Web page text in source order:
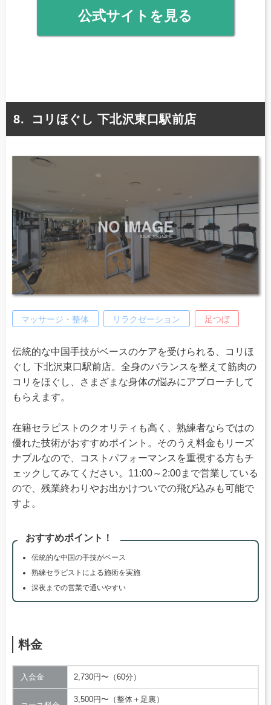
公式サイトを見る
コリほぐし 下北沢東口駅前店
マッサージ・整体 リラクゼーション 足つぼ
伝統的な中国手技がベースのケアを受けられる、コリほ
ぐし 下北沢東口駅前店。全身のバランスを整えて筋肉の
コリをほぐし、さまざまな身体の悩みにアプローチして
もらえます。
在籍セラピストのクオリティも高く、熟練者ならではの
優れた技術がおすすめポイント。そのうえ料金もリーズ
ナブルなので、コストパフォーマンスを重視する方もチ
ェックしてみてください。11:00～2:00まで営業している
ので、残業終わりやお出かけついでの飛び込みも可能で
すよ。
おすすめポイント！
伝統的な中国の手技がベース
熟練セラピストによる施術を実施
深夜までの営業で通いやすい
料金
入会金 2,730円〜（60分）
3,500円〜（整体＋足裏）